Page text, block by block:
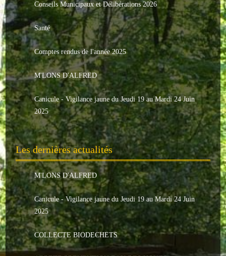
Agence postale
Le conseil municipal
Les élus
Les commissions
Les comptes rendus
Le personnel communal
L'Echo de Nuaillé
Tarifs et locations
Galeries photos
INDISPENSABLES
Nouveaux arrivants
Conseils Municipaux et Délibérations 2026
Santé
Comptes rendus de l'année 2025
M'LONS D'ALFRED
Canicule - Vigilance jaune du Jeudi 19 au Mardi 24 Juin
2025
Les dernières actualités
M'LONS D'ALFRED
Canicule - Vigilance jaune du Jeudi 19 au Mardi 24 Juin
2025
COLLECTE BIODECHETS